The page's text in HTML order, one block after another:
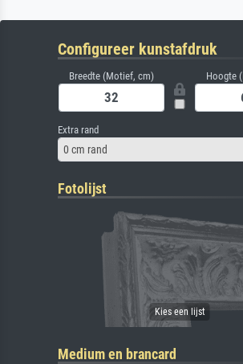
Configureer kunstafdruk
Breedte (Motief, cm) Hoogte
Extra rand
0 cm rand
Fotolijst
Medium en brancard